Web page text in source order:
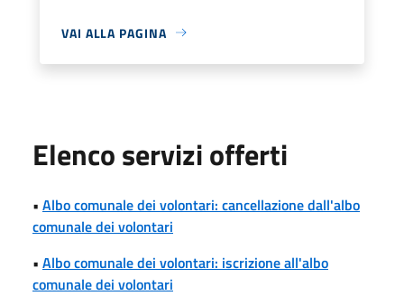
VAI ALLA PAGINA
Elenco servizi offerti
• Albo comunale dei volontari: cancellazione dall'albo
comunale dei volontari
• Albo comunale dei volontari: iscrizione all'albo
comunale dei volontari